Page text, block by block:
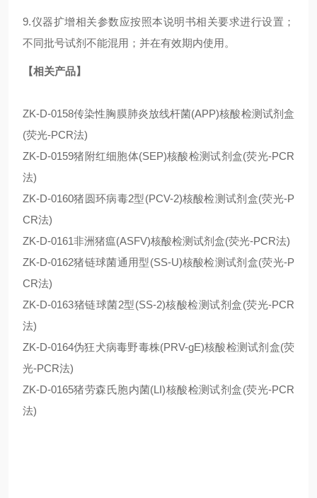
9.仪器扩增相关参数应按照本说明书相关要求进行设置；
不同批号试剂不能混用；并在有效期内使用。
【相关产品】
ZK-D-0158传染性胸膜肺炎放线杆菌(APP)核酸检测试剂盒
(荧光-PCR法)
ZK-D-0159猪附红细胞体(SEP)核酸检测试剂盒(荧光-PCR
法)
ZK-D-0160猪圆环病毒2型(PCV-2)核酸检测试剂盒(荧光-P
CR法)
ZK-D-0161非洲猪瘟(ASFV)核酸检测试剂盒(荧光-PCR法)
ZK-D-0162猪链球菌通用型(SS-U)核酸检测试剂盒(荧光-P
CR法)
ZK-D-0163猪链球菌2型(SS-2)核酸检测试剂盒(荧光-PCR
法)
ZK-D-0164伪狂犬病毒野毒株(PRV-gE)核酸检测试剂盒(荧
光-PCR法)
ZK-D-0165猪劳森氏胞内菌(LI)核酸检测试剂盒(荧光-PCR
法)